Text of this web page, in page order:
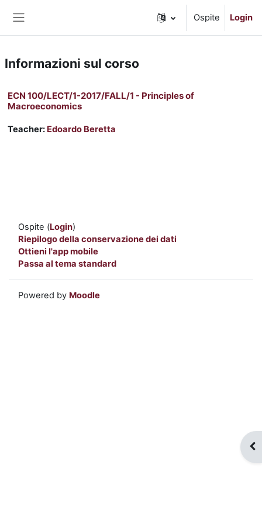
Ospite Login
Informazioni sul corso
ECN 100/LECT/1-2017/FALL/1 - Principles of
Macroeconomics
Teacher: Edoardo Beretta
Ospite (Login)
Riepilogo della conservazione dei dati
Ottieni l'app mobile
Passa al tema standard
Powered by Moodle